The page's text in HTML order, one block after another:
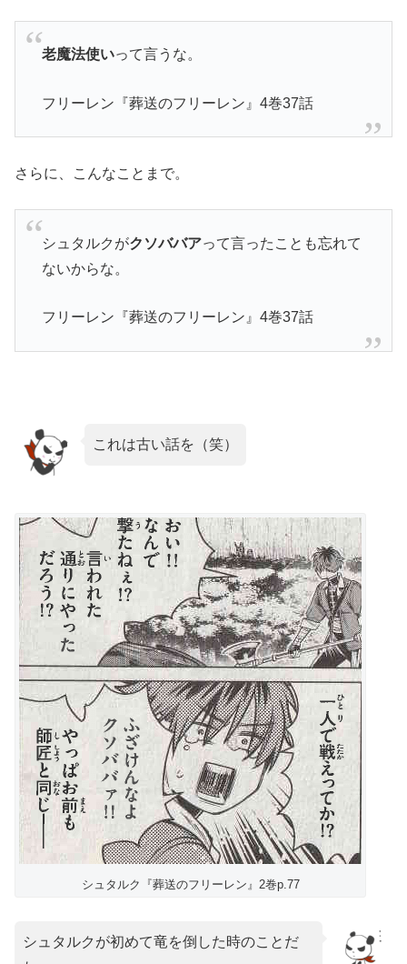
老魔法使いって言うな。
フリーレン『葬送のフリーレン』4巻37話
さらに、こんなことまで。
シュタルクがクソババアって言ったことも忘れて
ないからな。
フリーレン『葬送のフリーレン』4巻37話
これは古い話を（笑）
シュタルク『葬送のフリーレン』2巻p.77
シュタルクが初めて竜を倒した時のことだ